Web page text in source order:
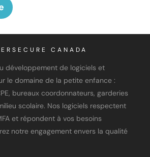
CANADA
développement de logiciels et
le domaine de la petite enfance :
bureaux coordonnateurs, garderies
scolaire. Nos logiciels respectent
et répondent à vos besoins
notre engagement envers la qualité